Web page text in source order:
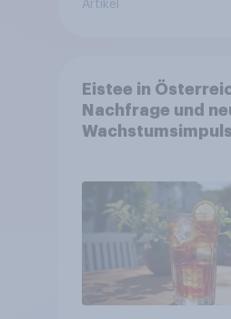
Artikel
Eistee in
Nachfrage und